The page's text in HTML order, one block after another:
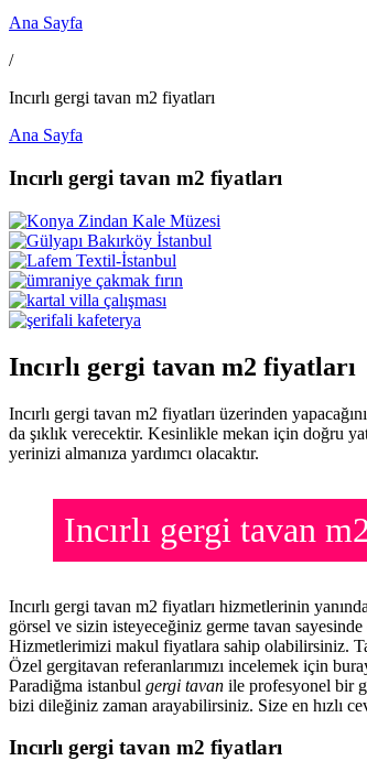
Ana Sayfa
/
Incırlı gergi tavan m2 fiyatları
Ana Sayfa
Incırlı gergi tavan m2 fiyatları
Incırlı gergi tavan m2 fiyatları
Incırlı gergi tavan m2 fiyatları üzerinden
da şıklık verecektir. Kesinlikle mekan için doğru
yerinizi almanıza yardımcı olacaktır.
Incırlı gergi tavan
Incırlı gergi tavan m2 fiyatları hizmetlerinin
görsel ve sizin isteyeceğiniz germe tavan
Hizmetlerimizi makul fiyatlara sahip olabilirsiniz.
Özel gergitavan referanlarımızı incelemek için
Paradiğma istanbul gergi tavan ile profesyonel bir
bizi dileğiniz zaman arayabilirsiniz. Size en hızlı
Incırlı gergi tavan m2 fiyatları